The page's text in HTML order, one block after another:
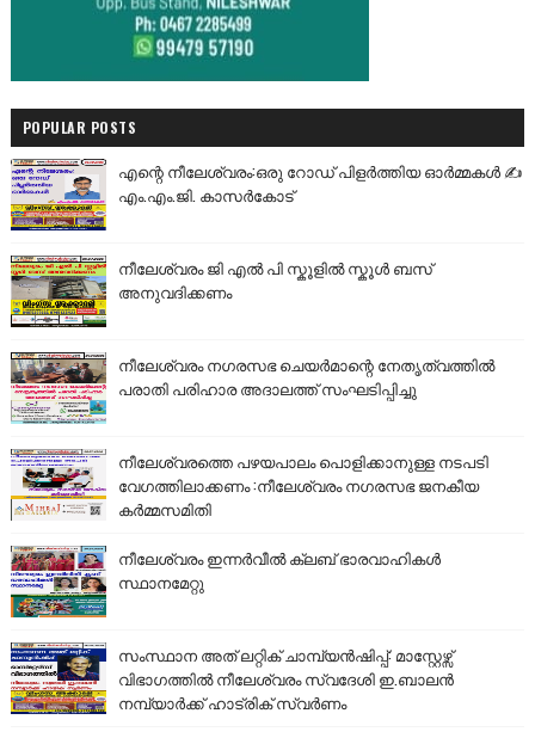
POPULAR POSTS
എന്റെ നീലേശ്വരം:ഒരു റോഡ് പിളർത്തിയ ഓർമ്മകൾ ✍️
എം.എം.ജി. കാസർകോട്
നീലേശ്വരം ജി എൽ പി സ്കൂളിൽ സ്കൂൾ ബസ്
അനുവദിക്കണം
നീലേശ്വരം നഗരസഭ ചെയർമാന്റെ നേതൃത്വത്തിൽ
പരാതി പരിഹാര അദാലത്ത് സംഘടിപ്പിച്ചു
നീലേശ്വരത്തെ പഴയപാലം പൊളിക്കാനുള്ള നടപടി
വേഗത്തിലാക്കണം :നീലേശ്വരം നഗരസഭ ജനകീയ
കർമ്മസമിതി
നീലേശ്വരം ഇന്നർവീൽ ക്ലബ് ഭാരവാഹികൾ
സ്ഥാനമേറ്റു
സംസ്ഥാന അത് ലറ്റിക് ചാമ്പ്യൻഷിപ്പ്: മാസ്റ്റേഴ്സ്
വിഭാഗത്തിൽ നീലേശ്വരം സ്വദേശി ഇ.ബാലൻ
നമ്പ്യാർക്ക് ഹാട്രിക് സ്വർണം